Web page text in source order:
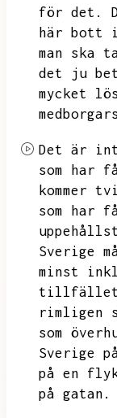
för det.
här bott
man ska
det ju
mycket
Det är
som har
kommer
som har
Sverige
minst
tillfället
rimligen
som
Sverige
på en
på gatan.